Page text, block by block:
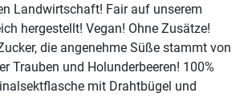
Landwirtschaft! Fair auf unserem
hergestellt! Vegan! Ohne Zusätze!
die angenehme Süße stammt von
Trauben und Holunderbeeren! 100%
mit Drahtbügel und